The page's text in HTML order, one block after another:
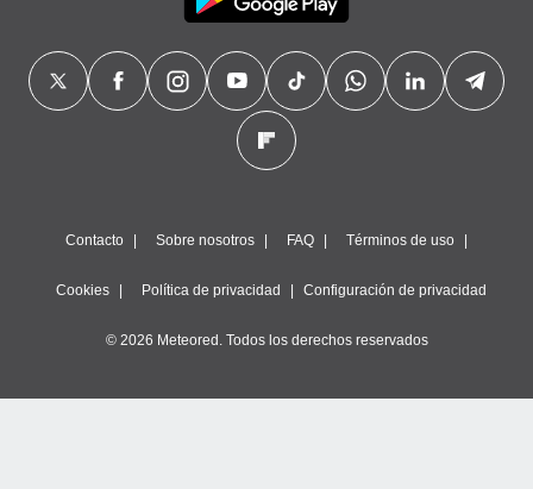
Contacto Sobre nosotros FAQ Términos de uso
Cookies Política de privacidad Configuración de privacidad
© 2026 Meteored. Todos los derechos reservados